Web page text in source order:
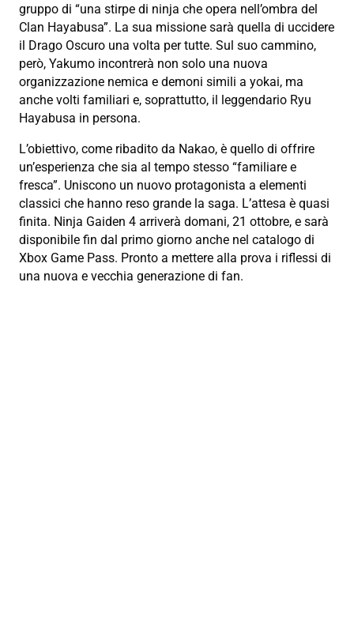
gruppo di “una stirpe di ninja che opera nell’ombra del
Clan Hayabusa”. La sua missione sarà quella di uccidere
il Drago Oscuro una volta per tutte. Sul suo cammino,
però, Yakumo incontrerà non solo una nuova
organizzazione nemica e demoni simili a yokai, ma
anche volti familiari e, soprattutto, il leggendario Ryu
Hayabusa in persona.
L’obiettivo, come ribadito da Nakao, è quello di offrire
un’esperienza che sia al tempo stesso “familiare e
fresca”. Uniscono un nuovo protagonista a elementi
classici che hanno reso grande la saga. L’attesa è quasi
finita. Ninja Gaiden 4 arriverà domani, 21 ottobre, e sarà
disponibile fin dal primo giorno anche nel catalogo di
Xbox Game Pass. Pronto a mettere alla prova i riflessi di
una nuova e vecchia generazione di fan.